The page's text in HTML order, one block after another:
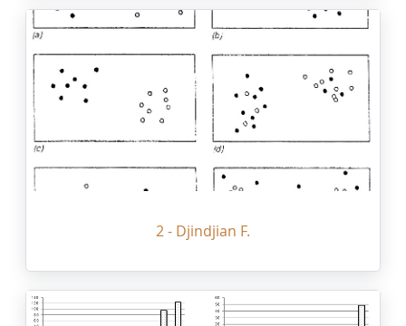
2 - Djindjian F.